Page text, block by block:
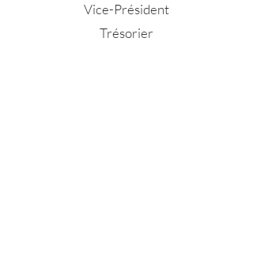
Vice-Président
Trésorier